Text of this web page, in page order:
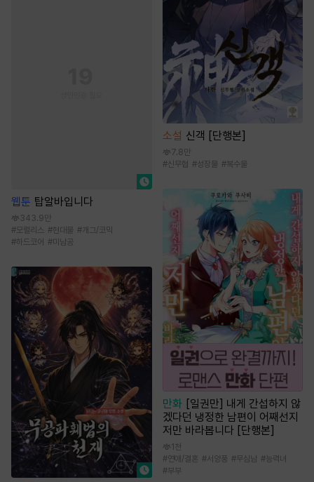
웹툰 탑알바입니다
343.9만
#모럴리스 #현대물 # 개그/코믹
#하드코어 #미남공
소설 신객 [단행본]
7.8만
#신무협 #성장물 #복수물
만화
[일권만] 내게 간섭하지 않
겠다던 냉정한 남편이 어째선지
저만 바라봅니다 [단행본]
1천
#연애/결혼 #서양풍 #무심남 #능력녀
#부부